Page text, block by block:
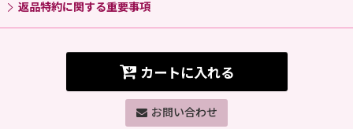
返品特約に関する重要事項
カートに入れる
お問い合わせ